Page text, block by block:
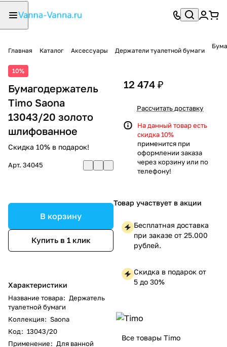
Главная Каталог Аксессуары Держатели туалетной бумаги
10%
Бумагодержатель
Timo Saona
13043/20 золото
шлифованное
Скидка 10% в подарок!
Арт. 34045
В корзину
Купить в 1 клик
Характеристики
Название товара: Держатель
туалетной бумаги
Коллекция: Saona
Код: 13043/20
Применение: Для ванной
12 474 ₽
Рассчитать доставку
На данный товар есть
скидка 10%
применится при
оформлении заказа
через корзину или по
телефону!
Товар участвует в акции
Бесплатная доставка
при заказе от 25.000
рублей.
Скидка в подарок от
5 до 30%
Все товары Timo